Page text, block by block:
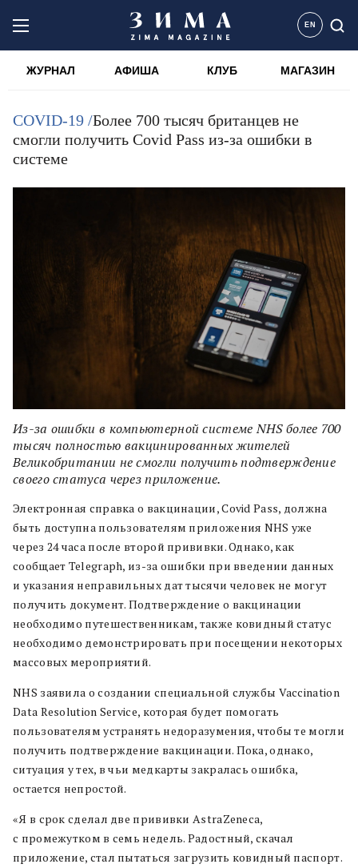
EN
ЖУРНАЛ АФИША КЛУБ МАГАЗИН
COVID-19 /Более 700 тысяч британцев не
смогли получить Сovid Pass из-за ошибки в
системе
Из-за ошибки в компьютерной системе NHS более 700
тысяч полностью вакцинированных жителей
Великобритании не смогли получить подтверждение
своего статуса через приложение.
Электронная справка о вакцинации, Covid Pass, должна
быть доступна пользователям приложения NHS уже
через 24 часа после второй прививки. Однако, как
сообщает Telegraph, из-за ошибки при введении данных
и указания неправильных дат тысячи человек не могут
получить документ. Подтверждение о вакцинации
необходимо путешественникам, также ковидный статус
необходимо демонстрировать при посещении некоторых
массовых мероприятий.
NHS заявила о создании специальной службы Vaccination
Data Resolution Service, которая будет помогать
пользователям устранять недоразумения, чтобы те могли
получить подтверждение вакцинации. Пока, однако,
ситуация у тех, в чьи медкарты закралась ошибка,
остается непростой.
«Я в срок сделал две прививки AstraZeneca,
с промежутком в семь недель. Радостный, скачал
приложение, стал пытаться загрузить ковидный паспорт.